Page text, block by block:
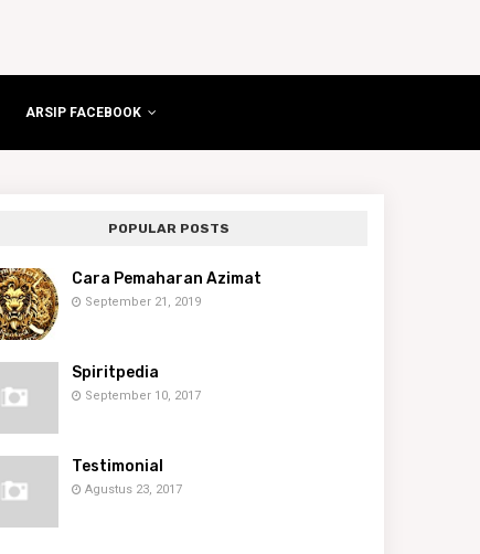
ARSIP FACEBOOK
POPULAR POSTS
Cara Pemaharan Azimat
September 21, 2019
Spiritpedia
September 10, 2017
Testimonial
Agustus 23, 2017